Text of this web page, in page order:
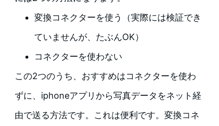
変換コネクターを使う（実際には検証でき
ていませんが、たぶんOK）
コネクターを使わない
この2つのうち、おすすめはコネクターを使わ
ずに、iphoneアプリから写真データをネット経
由で送る方法です。これは便利です。変換コネ